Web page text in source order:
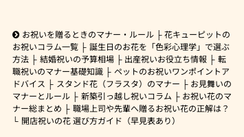
お祝いを贈るときのマナー・ルール
花キューピットの
お祝いコラム一覧
誕生日のお花を「色彩心理学」で選ぶ
方法
結婚祝いの予算相場 出産祝いお役立ち情報
転
職祝いのマナー基礎知識
ペットのお祝いワンポイントア
ドバイス
スタンド花（フラスタ）のマナー
お見舞いの
マナーとルール
新築引っ越し祝いコラム
お祝い花のマ
ナー総まとめ
職場上司や先輩へ贈るお祝い花の正解は？
開店祝いの花 選び方ガイド（早見表あり）